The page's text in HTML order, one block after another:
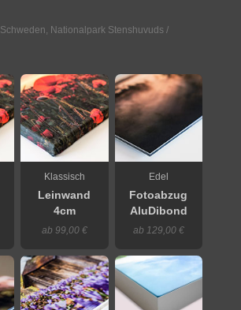
Schweden, Nationalpark Stenshuvuds /
Klassisch
Leinwand
4cm
ab 99,00 €
Edel
Fotoabzug
AluDibond
ab 129,00 €